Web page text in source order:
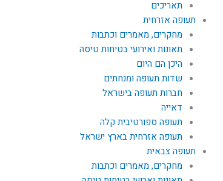
תאריכים
תעופה אזרחית
מחקרים, מאמרים וכתבות
תאונות ואירועי בטיחות טיסה
היכן הם היום
שדות תעופה ומנחתים
חברות תעופה בישראל
דאייה
תעופה ספורטיבית קלה
תעופה אזרחית בארץ ישראל
תעופה צבאית
מחקרים, מאמרים וכתבות